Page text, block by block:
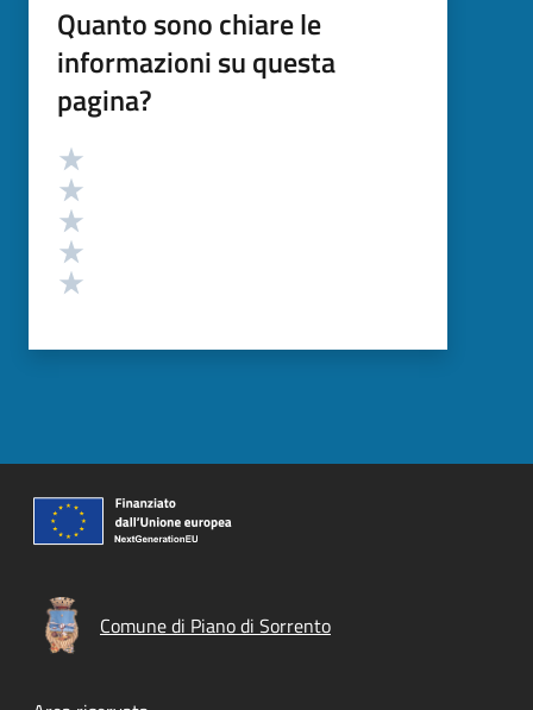
Quanto sono chiare le
informazioni su questa
pagina?
Valutazione
Comune di Piano di Sorrento